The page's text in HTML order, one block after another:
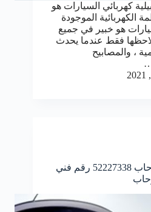
كهربائي السيارات هو
الكهربائية الموجودة
هو خبير في جميع
فقط عندما يحدث
، والمصابيح
خدمة كهرباء السيارات الرحاب 52227338 رقم فني